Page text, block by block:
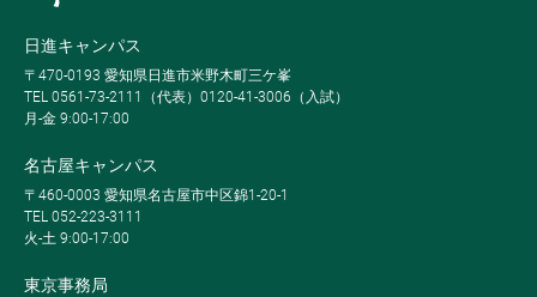
日進キャンパス
〒470-0193 愛知県日進市米野木町三ケ峯
TEL 0561-73-2111（代表）0120-41-3006（入試）
月-金 9:00-17:00
名古屋キャンパス
〒460-0003 愛知県名古屋市中区錦1-20-1
TEL 052-223-3111
火-土 9:00-17:00
東京事務局